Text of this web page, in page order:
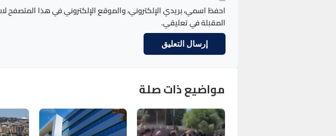
احفظ اسمي، بريدي الإلكتروني، والموقع الإلكتروني في هذا المتصفح
المقبلة في تعليقي.
مواضيع ذات صلة